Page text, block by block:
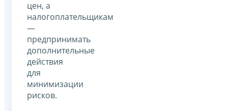
цен, а
налогоплательщикам
—
предпринимать
дополнительные
действия
для
минимизации
рисков.